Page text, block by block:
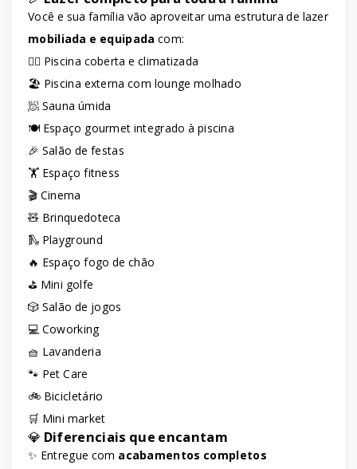
Você e sua família vão aproveitar uma estrutura de lazer
mobiliada e equipada com:
🏊‍♀️ Piscina coberta e climatizada
🏖️ Piscina externa com lounge molhado
🧖 Sauna úmida
🍽️ Espaço gourmet integrado à piscina
🎉 Salão de festas
🏋️ Espaço fitness
🎬 Cinema
🧸 Brinquedoteca
🛝 Playground
🔥 Espaço fogo de chão
⛳ Mini golfe
🎲 Salão de jogos
💻 Coworking
🧺 Lavanderia
🐾 Pet Care
🚲 Bicicletário
🛒 Mini market
💎 Diferenciais que encantam
✨ Entregue com acabamentos completos